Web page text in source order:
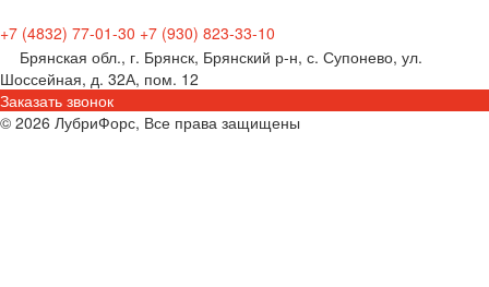
+7 (4832) 77-01-30 +7 (930) 823-33-10
Брянская обл., г. Брянск, Брянский р-н, с. Супонево, ул.
Шоссейная, д. 32А, пом. 12
Заказать звонок
© 2026 ЛубриФорс, Все права защищены